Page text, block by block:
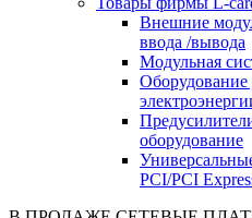
Внешние
ввода /вывода
Модульная
Оборудование
оборудование
PCI/PCI